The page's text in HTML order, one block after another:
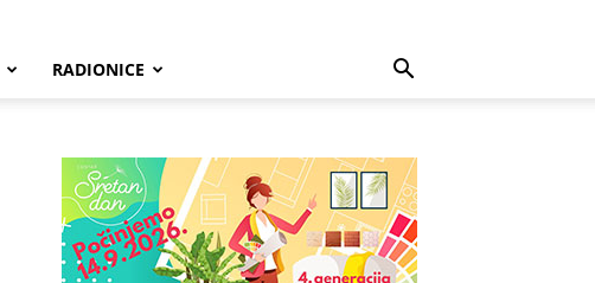
RADIONICE